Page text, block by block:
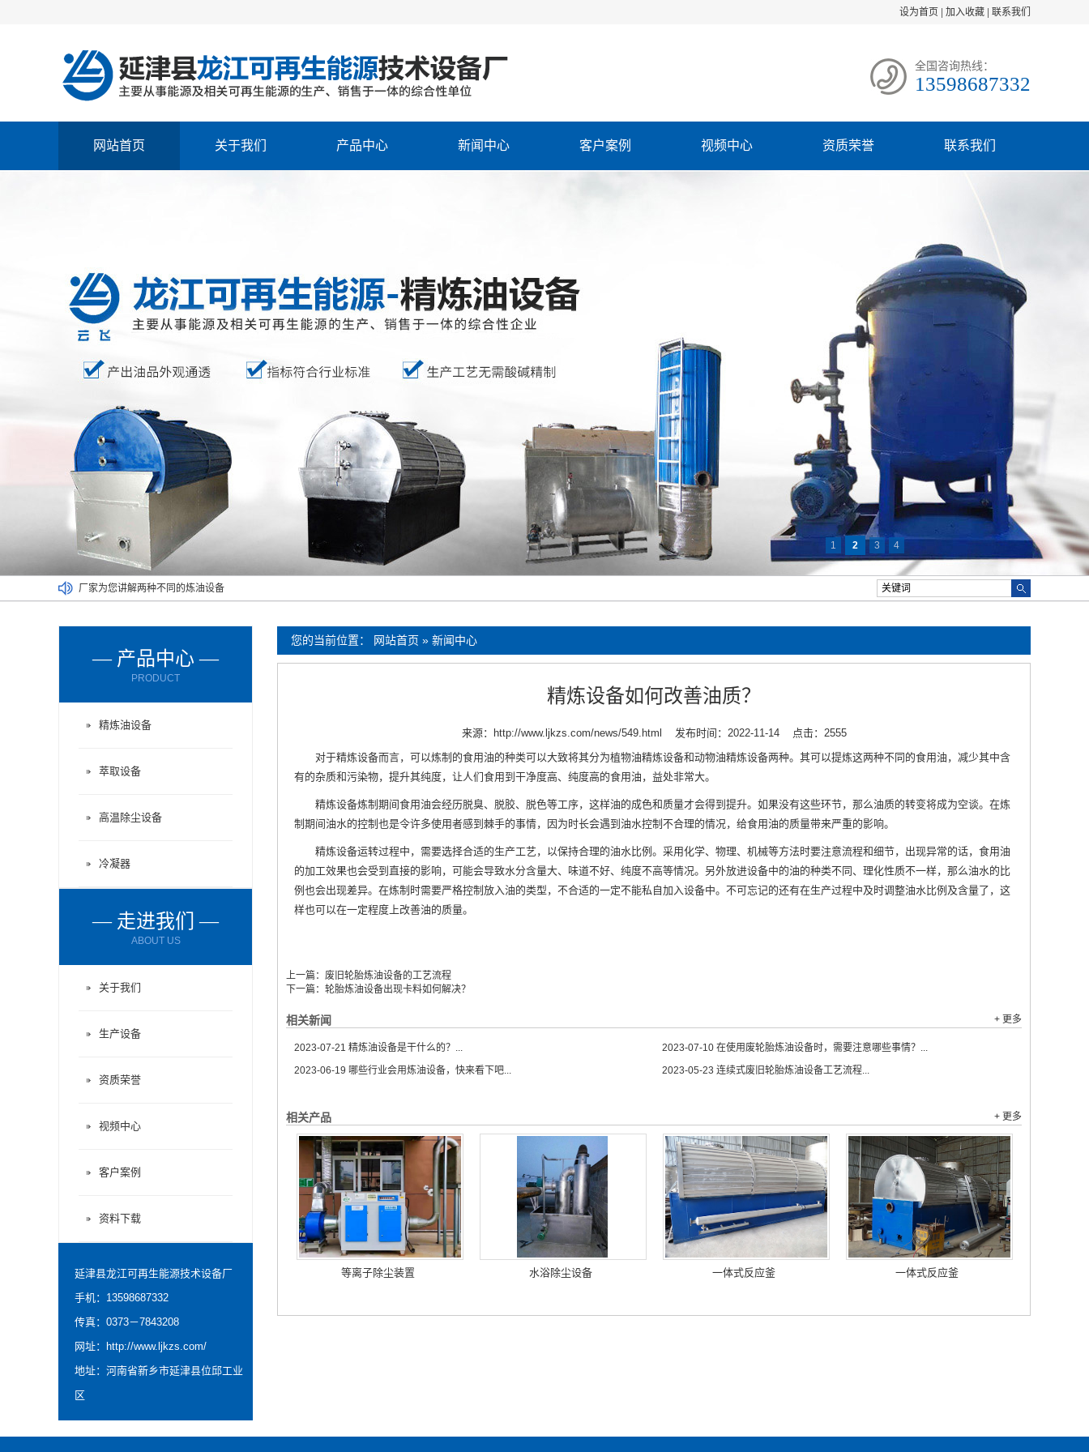
设为首页 加入收藏 联系我们
全国咨询热线：
13598687332
网站首页 关于我们 产品中心 新闻中心 客户案例 视频中心 资质荣誉 联系我们
1 2 3 4
厂家为您讲解两种不同的炼油设备
废塑料炼油设备满足了不同人的需求
废橡胶炼油设备能对哪些材料进行处理呢？
废轮胎炼油设备的进料方式有哪些？
废轮胎炼油设备使用时要注意减压设备
您的当前位置： 网站首页 » 新闻中心
精炼设备如何改善油质？
来源： http://www.ljkzs.com/news/549.html 发布时间：2022-11-14
点击：2555
对于精炼设备而言，可以炼制的食用油的种类可以大致将其分为植物油精炼设备和动物油精炼设备两种。其可以提炼这两种不同的食用油，减少其中含
有的杂质和污染物，提升其纯度，让人们食用到干净度高、纯度高的食用油，益处非常大。
精炼设备炼制期间食用油会经历脱臭、脱胶、脱色等工序，这样油的成色和质量才会得到提升。如果没有这些环节，那么油质的转变将成为空谈。在炼
制期间油水的控制也是令许多使用者感到棘手的事情，因为时长会遇到油水控制不合理的情况，给食用油的质量带来严重的影响。
精炼设备运转过程中，需要选择合适的生产工艺，以保持合理的油水比例。采用化学、物理、机械等方法时要注意流程和细节，出现异常的话，食用油
的加工效果也会受到直接的影响，可能会导致水分含量大、味道不好、纯度不高等情况。另外放进设备中的油的种类不同、理化性质不一样，那么油水的比
例也会出现差异。在炼制时需要严格控制放入油的类型，不合适的一定不能私自加入设备中。不可忘记的还有在生产过程中及时调整油水比例及含量了，这
样也可以在一定程度上改善油的质量。
上一篇： 废旧轮胎炼油设备的工艺流程
下一篇： 轮胎炼油设备出现卡料如何解决？
相关新闻 + 更多
2023-07-21 精炼油设备是干什么的？... 2023-07-10 在使用废轮胎炼油设备时，需要注意哪些事情？...
2023-06-19 哪些行业会用炼油设备，快来看下吧... 2023-05-23 连续式废旧轮胎炼油设备工艺流程...
相关产品 + 更多
等离子除尘装置 水浴除尘设备 一体式反应釜 一体式反应釜
— 产品中心 —
PRODUCT
精炼油设备
萃取设备
高温除尘设备
冷凝器
— 走进我们 —
ABOUT US
关于我们
生产设备
资质荣誉
视频中心
客户案例
资料下载
延津县龙江可再生能源技术设备厂
手机：13598687332
传真：0373－7843208
网址：
http://www.ljkzs.com/
地址：河南省新乡市延津县位邱工业
区